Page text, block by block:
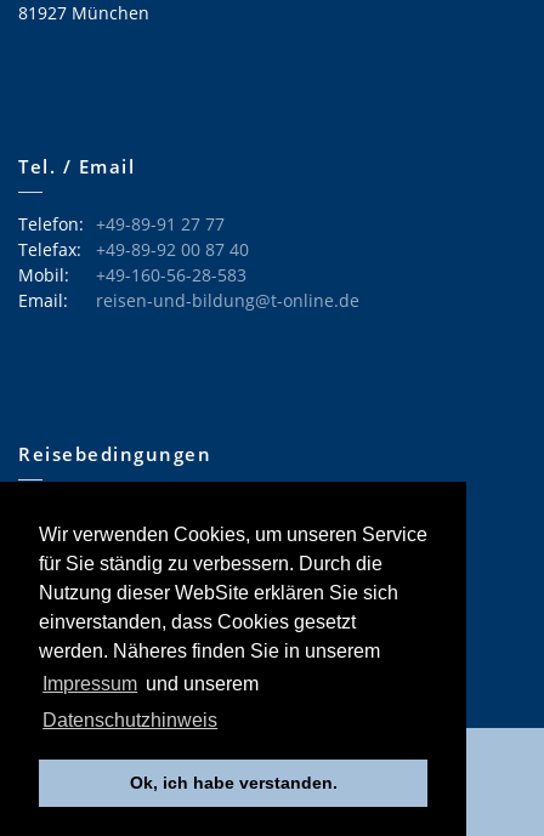
Wir verwenden Cookies, um unseren Service
für Sie ständig zu verbessern. Durch die
Nutzung dieser WebSite erklären Sie sich
einverstanden, dass Cookies gesetzt
werden. Näheres finden Sie in unserem
Impressum und unserem
Datenschutzhinweis
Ok, ich habe verstanden.
81927 München
Tel. / Email
Telefon: +49-89-91 27 77
Telefax:
+49-89-92 00 87 40
Mobil:
+49-160-56-28-583
Email:
reisen-und-bildung@t-online.de
Reisebedingungen
Hinweise Tages-Exkursionen
Reisebedingungen
Reiserücktrittskostenversicherung